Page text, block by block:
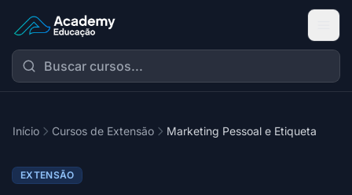
Academy Extensão
Início Cursos de Extensão Marketing Pessoal e Etiqueta
EXTENSÃO